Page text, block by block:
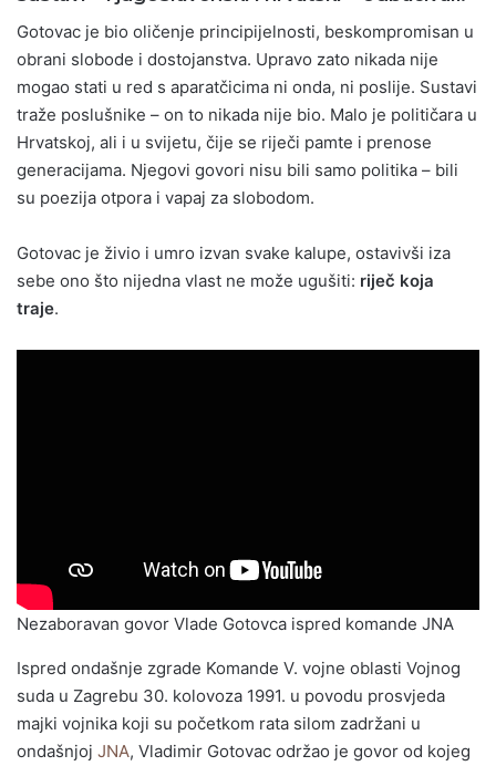
Gotovac je bio oličenje principijelnosti, beskompromisan u
obrani slobode i dostojanstva. Upravo zato nikada nije
mogao stati u red s aparatčicima ni onda, ni poslije. Sustavi
traže poslušnike – on to nikada nije bio. Malo je političara u
Hrvatskoj, ali i u svijetu, čije se riječi pamte i prenose
generacijama. Njegovi govori nisu bili samo politika – bili
su poezija otpora i vapaj za slobodom.
Gotovac je živio i umro izvan svake kalupe, ostavivši iza
sebe ono što nijedna vlast ne može ugušiti: riječ koja
traje.
Nezaboravan govor Vlade Gotovca ispred komande JNA
Ispred ondašnje zgrade Komande V. vojne oblasti Vojnog
suda u Zagrebu 30. kolovoza 1991. u povodu prosvjeda
majki vojnika koji su početkom rata silom zadržani u
ondašnjoj JNA, Vladimir Gotovac održao je govor od kojeg